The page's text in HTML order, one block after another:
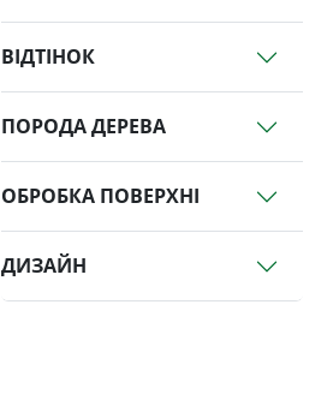
ВІДТІНОК
ПОРОДА ДЕРЕВА
ОБРОБКА ПОВЕРХНІ
ДИЗАЙН